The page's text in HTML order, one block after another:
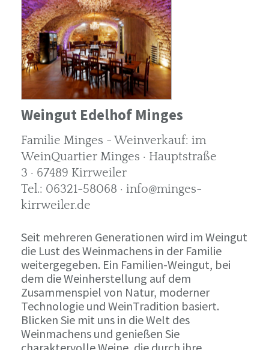
Weingut Edelhof Minges
Familie Minges - Weinverkauf: im
WeinQuartier Minges · Hauptstraße
3 · 67489 Kirrweiler
Tel.: 06321-58068 · info@minges-
kirrweiler.de
Seit mehreren Generationen wird im Weingut
die Lust des Weinmachens in der Familie
weitergegeben. Ein Familien-Weingut, bei
dem die Weinherstellung auf dem
Zusammenspiel von Natur, moderner
Technologie und WeinTradition basiert.
Blicken Sie mit uns in die Welt des
Weinmachens und genießen Sie